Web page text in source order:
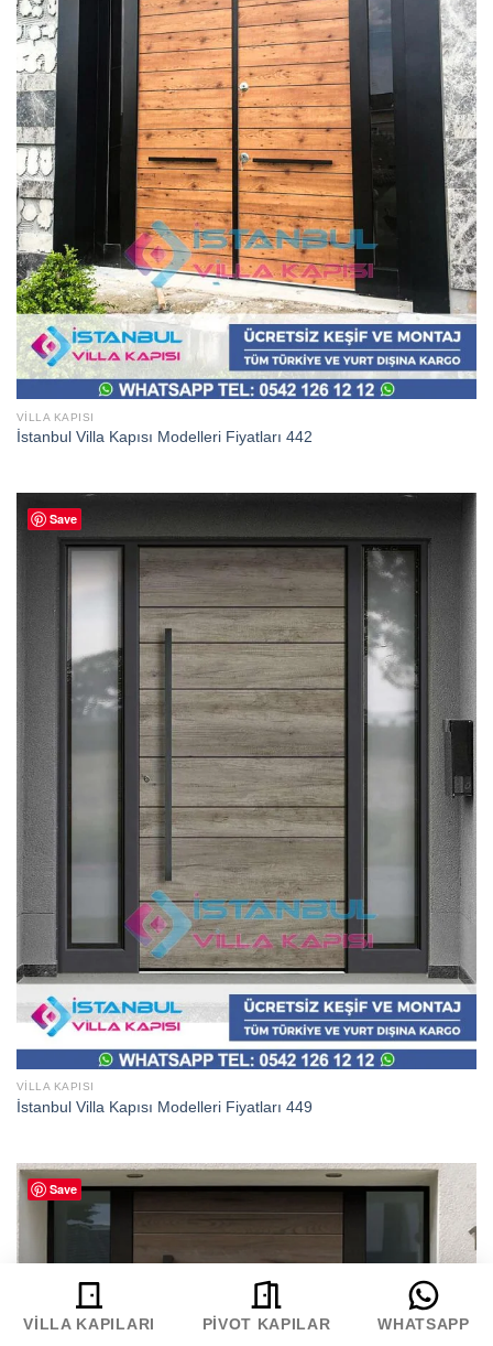
VILLA KAPISI
İstanbul Villa Kapısı Modelleri Fiyatları 442
Save
VILLA KAPISI
İstanbul Villa Kapısı Modelleri Fiyatları 449
Save
VILLA KAPILARI PIVOT KAPILAR WHATSAPP